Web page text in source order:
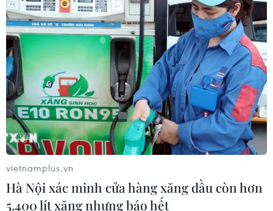
Tổng Biên tập: TRẦN TIẾN DUẨN
Phó Tổng Biên tập: NGUYỄN THỊ TÁM, KHÚC THANH
THỦY
Sở hữu trí tuệ
Quy định sử dụng
RSS
Hỗ trợ
Ngôn ngữ
TTXVN
Dịch vụ tin
Quảng cáo
Liên hệ
vietnamplus.vn
Hà Nội xác minh cửa hàng xăng dầu còn hơn
5.400 lít xăng nhưng báo hết